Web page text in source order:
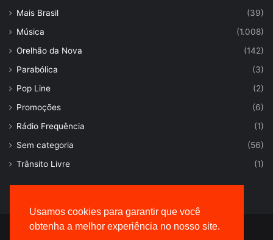
Usamos cookies para garantir que você
obtenha a melhor experiência no nosso site.
Mais Brasil
(39)
Música
(1.008)
Orelhão da Nova
(142)
Parabólica
(3)
Pop Line
(2)
Promoções
(6)
Rádio Frequência
(1)
Sem categoria
(56)
Trânsito Livre
(1)